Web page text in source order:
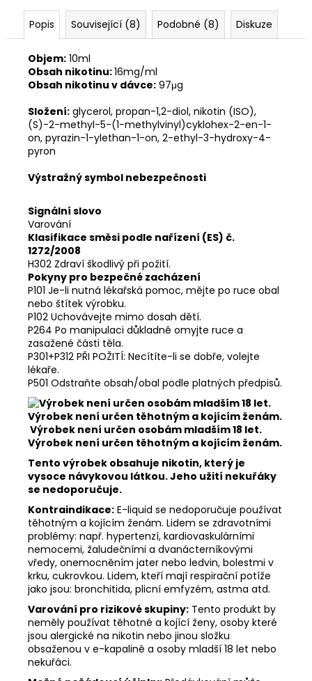
Popis Související (8) Podobné (8) Diskuze
Objem: 10ml
Obsah nikotinu:16mg/ml
Obsah nikotinu v dávce: 97μg
Složení: glycerol, propan-1,2-diol, nikotin (ISO),
(S)-2-methyl-5-(1-methylvinyl)cyklohex-2-en-1-
on, pyrazin-1-ylethan-1-on, 2-ethyl-3-hydroxy-4-
pyron
Výstražný symbol nebezpečnosti
Signální slovo
Varování
Klasifikace směsi podle nařízení (ES) č.
1272/2008
H302 Zdraví škodlivý při požití.
Pokyny pro bezpečné zacházení
P101 Je-li nutná lékařská pomoc, mějte po ruce obal
nebo štítek výrobku.
P102 Uchovávejte mimo dosah dětí.
P264 Po manipulaci důkladně omyjte ruce a
zasažené části těla.
P301+P312 PŘI POŽITÍ: Necítíte-li se dobře, volejte
lékaře.
P501 Odstraňte obsah/obal podle platných předpisů.
Výrobek není určen osobám mladším 18 let.
Výrobek není určen těhotným a kojícím ženám.
Tento výrobek obsahuje nikotin, který je
vysoce návykovou látkou. Jeho užití nekuřáky
se nedoporučuje.
Kontraindikace: E-liquid se nedoporučuje používat
těhotným a kojícím ženám. Lidem se zdravotními
problémy: např. hypertenzí, kardiovaskulárními
nemocemi, žaludečními a dvanácterníkovými
vředy, onemocněním jater nebo ledvin, bolestmi v
krku, cukrovkou. Lidem, kteří mají respirační potíže
jako jsou: bronchitida, plicní emfyzém, astma atd.
Varování pro rizikové skupiny: Tento produkt by
neměly používat těhotné a kojící ženy, osoby které
jsou alergické na nikotin nebo jinou složku
obsaženou v e-kapalině a osoby mladší 18 let nebo
nekuřáci.